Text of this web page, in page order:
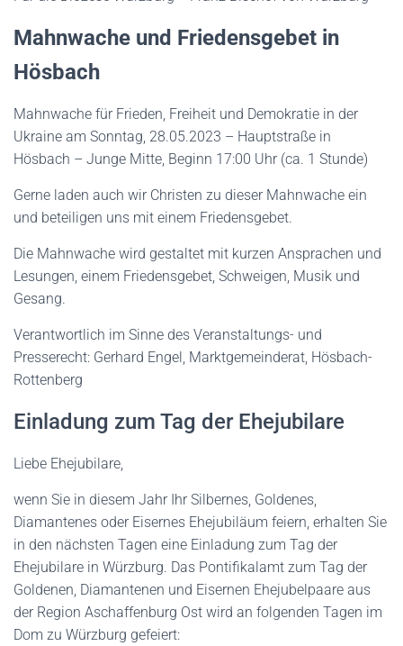
Mahnwache und Friedensgebet in
Hösbach
Mahnwache für Frieden, Freiheit und Demokratie in der
Ukraine am Sonntag, 28.05.2023 – Hauptstraße in
Hösbach – Junge Mitte, Beginn 17:00 Uhr (ca. 1 Stunde)
Gerne laden auch wir Christen zu dieser Mahnwache ein
und beteiligen uns mit einem Friedensgebet.
Die Mahnwache wird gestaltet mit kurzen Ansprachen und
Lesungen, einem Friedensgebet, Schweigen, Musik und
Gesang.
Verantwortlich im Sinne des Veranstaltungs- und
Presserecht: Gerhard Engel, Marktgemeinderat, Hösbach-
Rottenberg
Einladung zum Tag der Ehejubilare
Liebe Ehejubilare,
wenn Sie in diesem Jahr Ihr Silbernes, Goldenes,
Diamantenes oder Eisernes Ehejubiläum feiern, erhalten Sie
in den nächsten Tagen eine Einladung zum Tag der
Ehejubilare in Würzburg. Das Pontifikalamt zum Tag der
Goldenen, Diamantenen und Eisernen Ehejubelpaare aus
der Region Aschaffenburg Ost wird an folgenden Tagen im
Dom zu Würzburg gefeiert: